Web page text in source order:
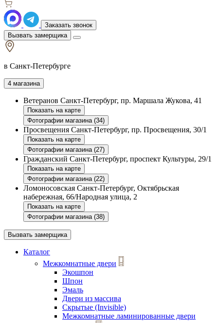
Заказать звонок
Вызвать замерщика
в Санкт-Петербурге
4 магазина
Ветеранов Санкт-Петербург, пр. Маршала Жукова, 41
Показать на карте
Фотографии магазина (34)
Просвещения Санкт-Петербург, пр. Просвещения, 30/1
Показать на карте
Фотографии магазина (27)
Гражданский Санкт-Петербург, проспект Культуры, 29/1
Показать на карте
Фотографии магазина (22)
Ломоносовская Санкт-Петербург, Октябрьская
набережная, 66/Народная улица, 2
Показать на карте
Фотографии магазина (38)
Вызвать замерщика
Каталог
Межкомнатные двери
Экошпон
Шпон
Эмаль
Двери из массива
Скрытые (Invisible)
Межкомнатные ламинированные двери